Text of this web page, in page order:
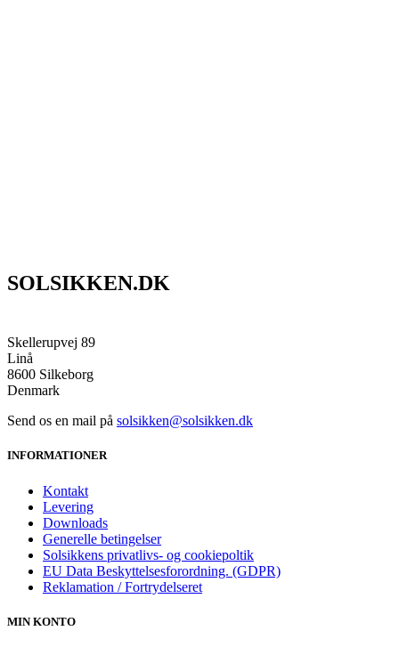
SOLSIKKEN.DK
Skellerupvej 89
Linå
8600 Silkeborg
Denmark
Send os en mail på solsikken@solsikken.dk
INFORMATIONER
Kontakt
Levering
Downloads
Generelle betingelser
Solsikkens privatlivs- og cookiepoltik
EU Data Beskyttelsesforordning. (GDPR)
Reklamation / Fortrydelseret
MIN KONTO